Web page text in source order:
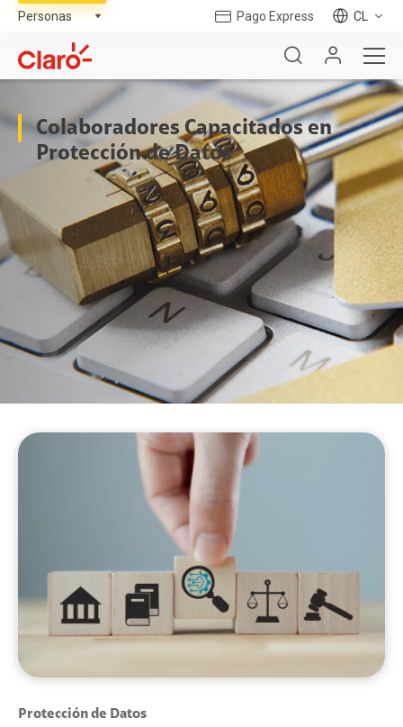
Pago Express CL
Colaboradores Capacitados en
Protección de Datos
Protección de Datos